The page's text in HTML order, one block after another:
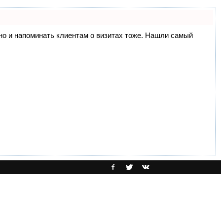
и напоминать клиентам о визитах тоже. Нашли самый